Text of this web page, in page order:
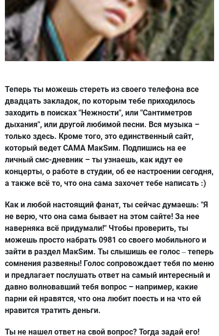
Теперь ты можешь стереть из своего телефона все
двадцать закладок, по которым тебе приходилось
заходить в поисках "Нежности", или "Сантиметров
дыхания", или другой любимой песни. Вся музыка –
только здесь. Кроме того, это единственный сайт,
который ведет САМА МакSим. Подпишись на ее
личный смс-дневник – ты узнаешь, как идут ее
концерты, о работе в студии, об ее настроении сегодня,
а также всё то, что она сама захочет тебе написать :)
Как и любой настоящий фанат, ты сейчас думаешь: "Я
не верю, что она сама бывает на этом сайте! За нее
наверняка всё придумали!" Чтобы проверить, ты
можешь просто набрать 0981 со своего мобильного и
зайти в раздел МакSим. Ты слышишь ее голос – теперь
сомнения развеяны! Голос сопровождает тебя по меню
и предлагает послушать ответ на самый интересный и
давно волновавший тебя вопрос – например, какие
парни ей нравятся, что она любит поесть и на что ей
нравится тратить деньги.
Ты не нашел ответ на свой вопрос? Тогда задай его!